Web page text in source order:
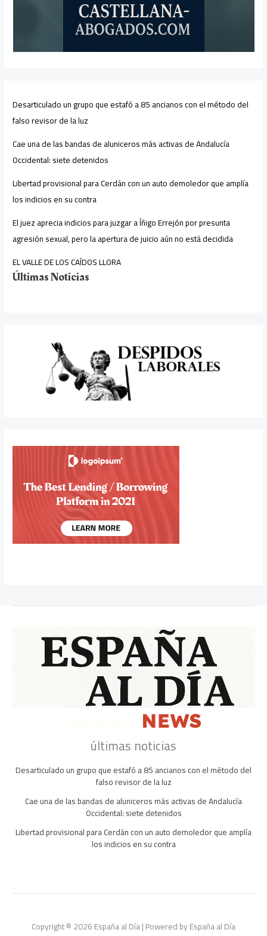
Desarticulado un grupo que estafó a 85 ancianos con el método del
falso revisor de la luz
Cae una de las bandas de aluniceros más activas de Andalucía
Occidental: siete detenidos
Libertad provisional para Cerdán con un auto demoledor que amplía
los indicios en su contra
El juez aprecia indicios para juzgar a Íñigo Errejón por presunta
agresión sexual, pero la apertura de juicio aún no está decidida
EL VALLE DE LOS CAÍDOS LLORA
Últimas Noticias
últimas noticias
Desarticulado un grupo que estafó a 85 ancianos con el método del
falso revisor de la luz
Cae una de las bandas de aluniceros más activas de Andalucía
Occidental: siete detenidos
Libertad provisional para Cerdán con un auto demoledor que amplía
los indicios en su contra
Copyright © 2026 España al Día | Powered by España al Día